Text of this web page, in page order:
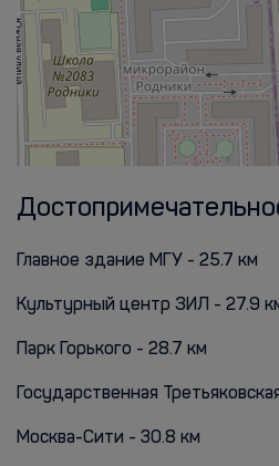
Главное здание МГУ - 25.7 км
Культурный центр ЗИЛ - 27.9
Парк Горького - 28.7 км
Государственная
Москва-Сити - 30.8 км